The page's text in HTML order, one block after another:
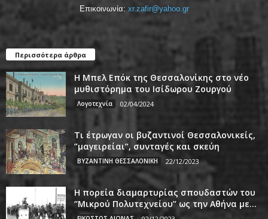
Επικοινωνία: xr.zafir@yahoo.gr
Περισσότερα άρθρα
Η Μπελ Επόκ της Θεσσαλονίκης στο νέο
μυθιστόρημα του Ισίδωρου Ζουργού
Λογοτεχνία 02/04/2024
Τι έτρωγαν οι βυζαντινοί Θεσσαλονικείς,
”μαγειρείαι”, συνταγές και σκεύη
ΒΥΖΑΝΤΙΝΗ ΘΕΣΣΑΛΟΝΙΚΗ 22/12/2023
Η πορεία διαμαρτυρίας σπουδαστών του
‘’Μικρού Πολυτεχνείου’’ ως την Αθήνα με...